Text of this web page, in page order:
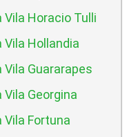
Horacio Tulli
Hollandia
Guararapes
Georgina
Fortuna